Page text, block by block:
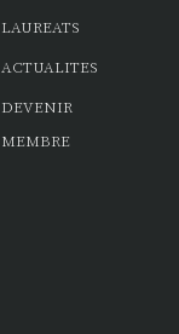
LAUREATS
ACTUALITES
DEVENIR
MEMBRE